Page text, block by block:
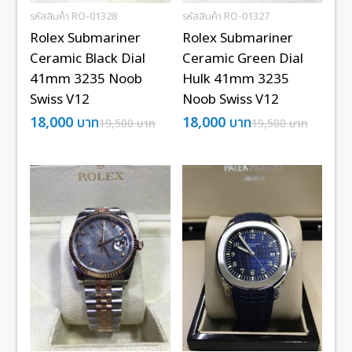
รหัสสินค้า RO-01328
Rolex Submariner
Ceramic Black Dial
41mm 3235 Noob
Swiss V12
19,500บาท
18,000 บาท
รหัสสินค้า RO-01327
Rolex Submariner
Ceramic Green Dial
Hulk 41mm 3235
Noob Swiss V12
19,500บาท
18,000 บาท